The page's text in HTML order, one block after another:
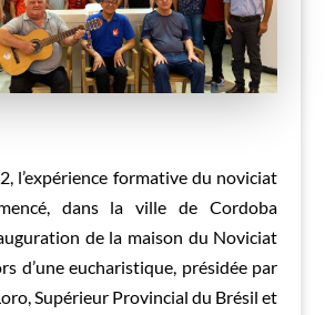
l’expérience formative du noviciat
dans la ville de Cordoba
de la maison du Noviciat
d’une eucharistique, présidée par
Supérieur Provincial du Brésil et